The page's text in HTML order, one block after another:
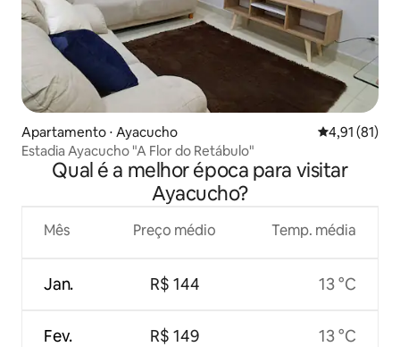
Apartamento ⋅ Ayacucho 4,91 de uma
4,91 (81)
Estadia Ayacucho "A Flor do Retábulo"
Qual é a melhor época para visitar
Ayacucho?
Mês
Jan.
Fev.
Preço médio
R$ 144
R$ 149
Temp. média
13 °C
13 °C